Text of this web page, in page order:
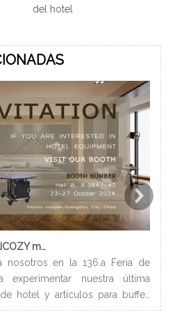
retráctil
136ª Feria de Cantón: LAICOZY muestra el futuro de los muebles de hotel y los artículos de buffet
nosotros en la 136.a Feria de
nuestra última
hotel y artículos para buffet.